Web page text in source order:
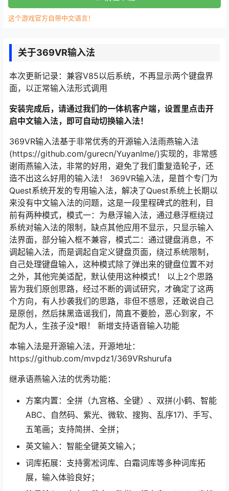
这个游戏官方自带中文语言！
关于369VR输入法
本次更新记录：兼容V85以后系统，不再显示两个键盘界
面，以正常输入法形式调用
安装完成后，请通过我们的一体机客户端，设置里点击开
启中文输入法，即可自动切换输入法！
369VR输入法基于非常优秀的开源输入法雨燕输入法
(https://github.com/gurecn/YuyanIme/)实现的，非常感
谢雨燕输入法，非常的好用，避免了我们重复造轮子，还
造不出这么好用的输入法！ 369VR输入法，是首个专门为
Quest系统开发的专用输入法，解决了Quest系统上长期以
来没有中文输入法的问题，这是一段里程碑式的胜利，目
前有两种模式，模式一：为悬浮输入法，通过悬浮框绕过
系统对输入法的限制，缺点其他应用不显示，只显示输入
法界面，部分输入框不兼容，模式二：通过键盘消息，不
调起输入法，而是调起自定义键盘页面，绕过系统限制，
自己处理键盘输入，这种模式除了弹出来的键盘位置不对
之外，其他完美适配，默认使用这种模式！ 以上2个思路
皆为我们原创思路，经过不断的调试研究，才确定了这两
个方向，有人抄袭我们的思路，非但不感恩，还敢说自己
是原创，然后抹黑造谣我们，简直不要脸，恶心到家，不
配为人，生孩子没*眼！ 新增支持语音输入功能
本输入法是开源输入法，开源地址：
https://github.com/mvpdz1/369VRshurufa
继承语燕输入法的优秀功能：
方案内置：全拼（九宫格、全键）、双拼(小鹤、智能
ABC、自然码、紫光、微软、搜狗、乱序17)、手写、
五笔画；支持简拼、全拼；
英文输入：智能全键英文输入；
词库拓展：支持雾凇词库、白霜词库等多种词库拓
展，输入体验良好；